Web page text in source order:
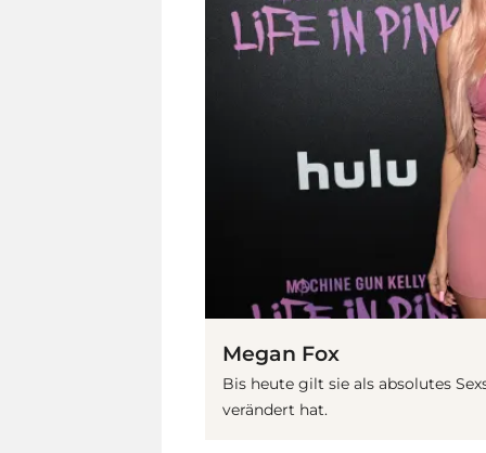
Megan Fox
Bis heute gilt sie als absolutes
verändert hat.